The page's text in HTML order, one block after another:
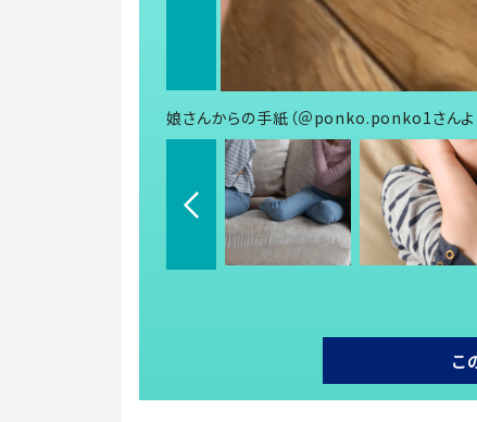
娘さんからの手紙（＠ponko.ponko1さんよ
こ